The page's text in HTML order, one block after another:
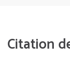
Citation